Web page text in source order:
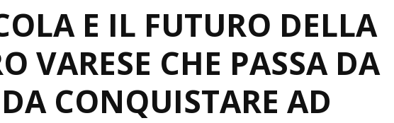
E IL FUTURO DELLA
VARESE CHE PASSA DA
CONQUISTARE AD